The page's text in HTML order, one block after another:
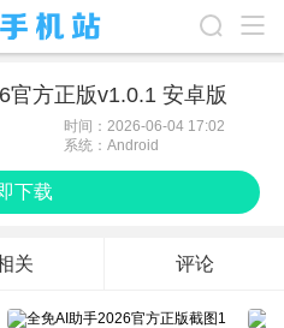
排行榜
游戏
应用
使用
官方正版v1.0.1 安卓版
时间：2026-06-04 17:02
系统：Android
下载
关 评论